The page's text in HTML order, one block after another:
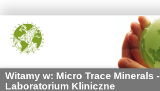
Witamy w: Micro Trace Minerals -
Laboratorium Kliniczne